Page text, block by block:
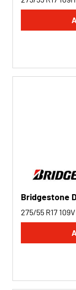
Bridgestone
275/55 R17 109V